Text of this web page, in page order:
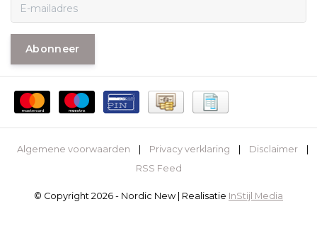
Abonneer
Algemene voorwaarden Privacy verklaring Disclaimer
RSS Feed
© Copyright 2026 - Nordic New | Realisatie InStijl Media